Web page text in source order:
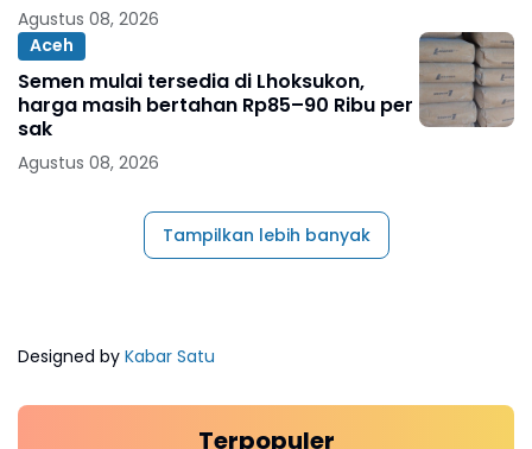
Agustus 08, 2026
Aceh
Semen mulai tersedia di Lhoksukon,
harga masih bertahan Rp85–90 Ribu per
sak
Agustus 08, 2026
Tampilkan lebih banyak
Designed by Kabar Satu
Terpopuler